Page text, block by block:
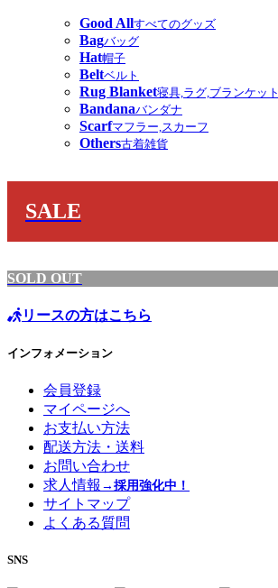
Good Allすべてのグッズ
Bagバッグ
Hat帽子
Beltベルト
Rug Blanket寝具,ラグ,ブランケット
Bandanaバンダナ
Scarfマフラー,スカーフ
Others古着雑貨
SALE
SOLD OUT
リースの方はこちら
インフォメーション
会員登録
マイページへ
お支払い方法
配送方法・送料
お問い合わせ
求人情報 →採用強化中！
サイトマップ
よくある質問
SNS